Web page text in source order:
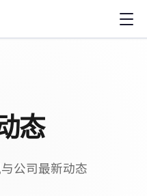
态
公司最新动态